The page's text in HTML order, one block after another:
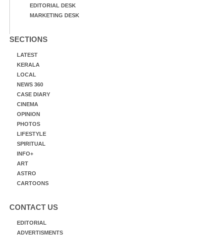
EDITORIAL DESK
MARKETING DESK
SECTIONS
LATEST
KERALA
LOCAL
NEWS 360
CASE DIARY
CINEMA
OPINION
PHOTOS
LIFESTYLE
SPIRITUAL
INFO+
ART
ASTRO
CARTOONS
CONTACT US
EDITORIAL
ADVERTISMENTS